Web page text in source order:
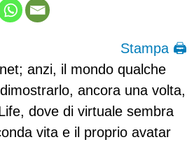
Stampa 🖨
anzi, il mondo qualche
ancora una volta,
dove di virtuale sembra
vita e il proprio avatar